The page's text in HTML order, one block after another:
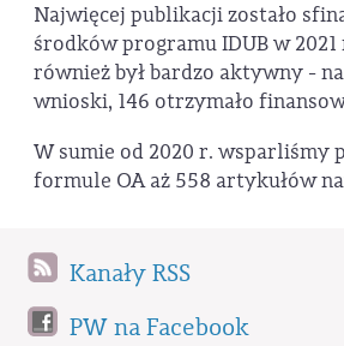
Najwięcej publikacji zostało
środków programu IDUB w 2021
również był bardzo aktywny - na
wnioski, 146 otrzymało
W sumie od 2020 r. wsparliśmy
formule OA aż 558 artykułów
Kanały RSS
PW na Facebook